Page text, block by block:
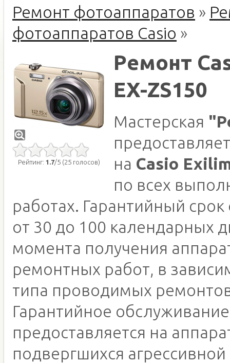
Ремонт фотоаппаратов »
фотоаппаратов Casio »
Рейтинг: 1.7/5 (25 голосов)
Ремонт
EX-ZS150
Мастерская
на Casio
по всех
работах. Гарантийный срок
от 30 до 100 календарных
момента получения
ремонтных работ, в
типа проводимых
Гарантийное обслуживание
предоставляется на
подвергшихся